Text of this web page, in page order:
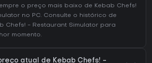
o preço mais baixo de Kebab Chefs!
no PC. Consulte o histórico de
Chefs! - Restaurant Simulator para
momento.
atual de Kebab Chefs! -